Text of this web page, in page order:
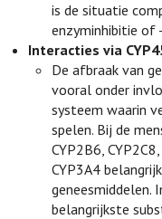
is de situatie
enzyminhibitie of
Interacties via
De afbraak van
vooral onder
systeem waarin
spelen. Bij de
CYP2B6,
CYP3A4
geneesmiddelen.
belangrijkste